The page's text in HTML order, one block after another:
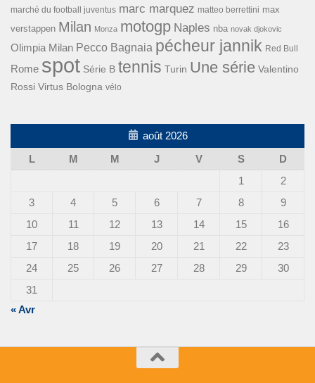
marché du football juventus marc marquez matteo berrettini max
verstappen Milan Monza motogp Naples nba novak djokovic
Olimpia Milan Pecco Bagnaia pécheur jannik Red Bull
Rome spot Série B tennis Turin Une série Valentino
Rossi Virtus Bologna vélo
août 2026
L
M M J V S
D
1
2
3
4 5 6 7 8
9
10
11 12 13 14 15
16
17
18 19 20 21 22
23
24
25 26 27 28 29
30
31
« Avr